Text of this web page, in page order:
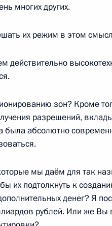
Референтуры Президента
системе оценки знаний
Папандреу с
Греческой
многих других.
их режим в этом
действительно
зон? Кроме
разрешений,
была абсолютно
мы даём для так
их подтолкнуть к
денег? Я
рублей. Или же Вы